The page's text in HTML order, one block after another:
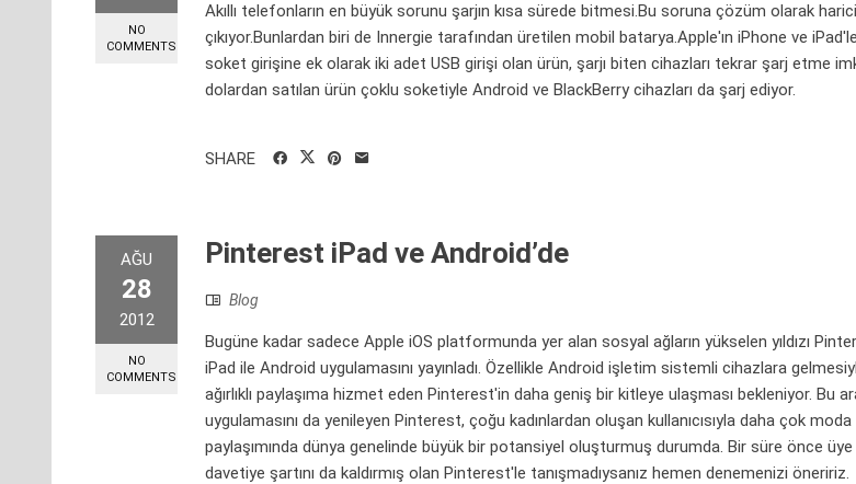
NO
COMMENTS
Akıllı telefonların en büyük sorunu şarjın kısa sürede bitmesi.Bu soruna çözüm olarak
çıkıyor.Bunlardan biri de Innergie tarafından üretilen mobil batarya.Apple'ın iPhone ve
soket girişine ek olarak iki adet USB girişi olan ürün, şarjı biten cihazları tekrar şarj etme
dolardan satılan ürün çoklu soketiyle Android ve BlackBerry cihazları da şarj ediyor.
SHARE
AĞU
28
2012
NO
COMMENTS
Pinterest iPad ve Android’de
Blog
Bugüne kadar sadece Apple iOS platformunda yer alan sosyal ağların yükselen yıldızı
iPad ile Android uygulamasını yayınladı. Özellikle Android işletim sistemli cihazlara
ağırlıklı paylaşıma hizmet eden Pinterest'in daha geniş bir kitleye ulaşması bekleniyor. Bu
uygulamasını da yenileyen Pinterest, çoğu kadınlardan oluşan kullanıcısıyla daha çok
paylaşımında dünya genelinde büyük bir potansiyel oluşturmuş durumda. Bir süre önce
davetiye şartını da kaldırmış olan Pinterest'le tanışmadıysanız hemen denemenizi öneririz.